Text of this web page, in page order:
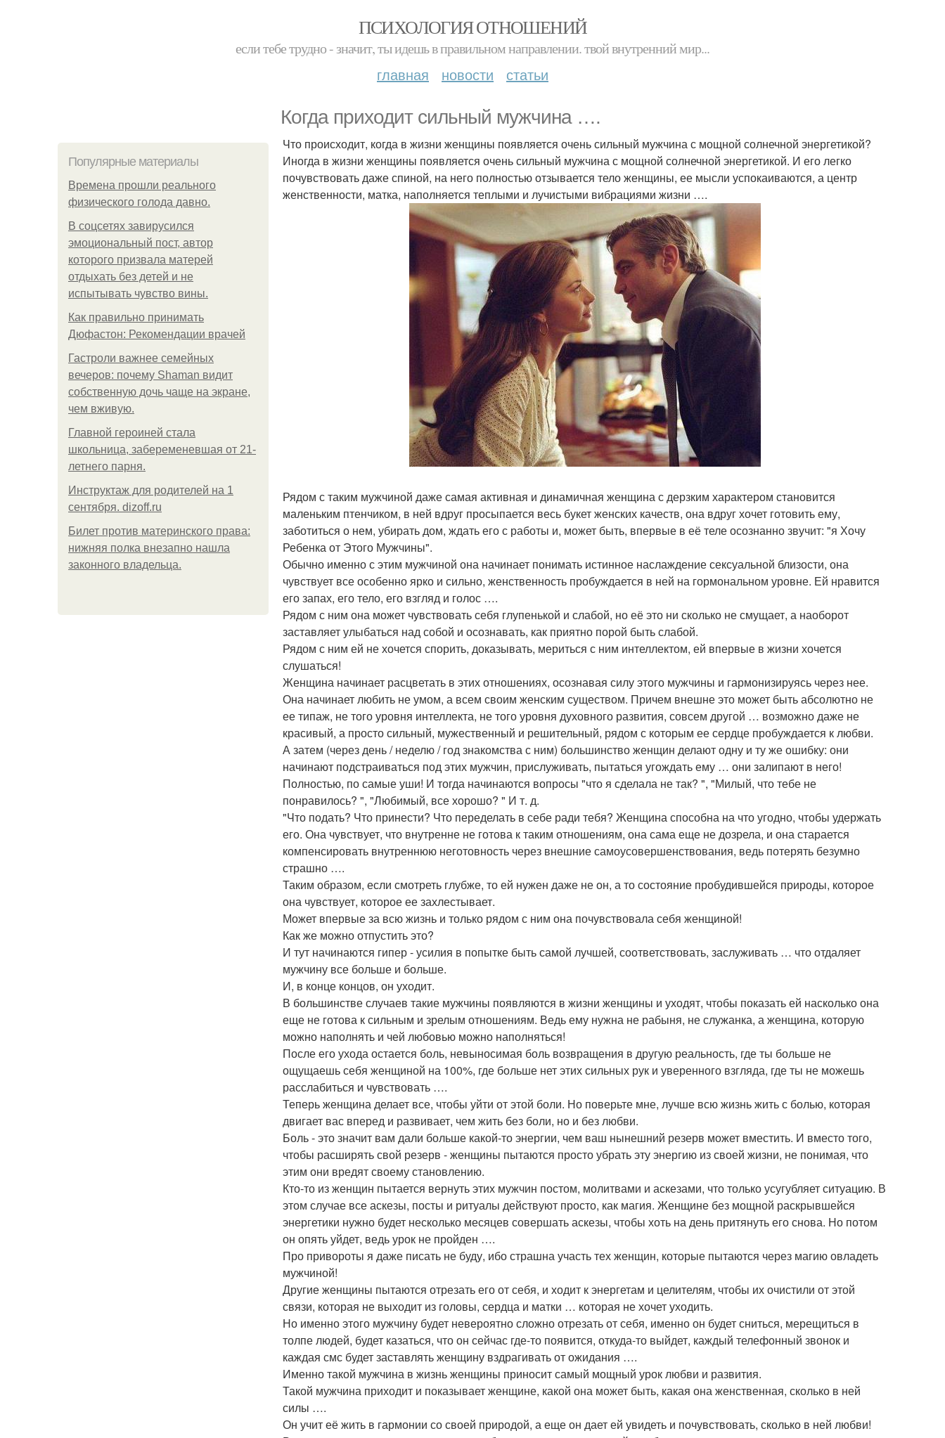
ПСИХОЛОГИЯ ОТНОШЕНИЙ
если тебе трудно - значит, ты идешь в правильном направлении. твой внутренний мир...
главная новости статьи
Когда приходит сильный мужчина ….
Популярные материалы
Bpeмена прошли реального
физического голода давно.
В соцсетях завирусился
эмоциональный пост, автор
которого призвала матерей
отдыхать без детей и не
испытывать чувство вины.
Как правильно принимать
Дюфастон: Рекомендации врачей
Гастроли важнее семейных
вечеров: почему Shaman видит
собственную дочь чаще на экране,
чем вживую.
Главной героиней стала
школьница, забеременевшая от 21-
летнего парня.
Инструктаж для родителей на 1
сентября. dizoff.ru
Билет против материнского права:
нижняя полка внезапно нашла
законного владельца.
Что происходит, когда в жизни женщины появляется очень сильный мужчина с мощной солнечной энергетикой?
Иногда в жизни женщины появляется очень сильный мужчина с мощной солнечной энергетикой. И его легко
почувствовать даже спиной, на него полностью отзывается тело женщины, ее мысли успокаиваются, а центр
женственности, матка, наполняется теплыми и лучистыми вибрациями жизни ….
Рядом с таким мужчиной даже самая активная и динамичная женщина с дерзким характером становится
маленьким птенчиком, в ней вдруг просыпается весь букет женских качеств, она вдруг хочет готовить ему,
заботиться о нем, убирать дом, ждать его с работы и, может быть, впервые в её теле осознанно звучит: "я Хочу
Ребенка от Этого Мужчины".
Обычно именно с этим мужчиной она начинает понимать истинное наслаждение сексуальной близости, она
чувствует все особенно ярко и сильно, женственность пробуждается в ней на гормональном уровне. Ей нравится
его запах, его тело, его взгляд и голос ….
Рядом с ним она может чувствовать себя глупенькой и слабой, но её это ни сколько не смущает, а наоборот
заставляет улыбаться над собой и осознавать, как приятно порой быть слабой.
Рядом с ним ей не хочется спорить, доказывать, мериться с ним интеллектом, ей впервые в жизни хочется
слушаться!
Женщина начинает расцветать в этих отношениях, осознавая силу этого мужчины и гармонизируясь через нее.
Она начинает любить не умом, а всем своим женским существом. Причем внешне это может быть абсолютно не
ее типаж, не того уровня интеллекта, не того уровня духовного развития, совсем другой … возможно даже не
красивый, а просто сильный, мужественный и решительный, рядом с которым ее сердце пробуждается к любви.
А затем (через день / неделю / год знакомства с ним) большинство женщин делают одну и ту же ошибку: они
начинают подстраиваться под этих мужчин, прислуживать, пытаться угождать ему … они залипают в него!
Полностью, по самые уши! И тогда начинаются вопросы "что я сделала не так? ", "Милый, что тебе не
понравилось? ", "Любимый, все хорошо? " И т. д.
"Что подать? Что принести? Что переделать в себе ради тебя? Женщина способна на что угодно, чтобы удержать
его. Она чувствует, что внутренне не готова к таким отношениям, она сама еще не дозрела, и она старается
компенсировать внутреннюю неготовность через внешние самоусовершенствования, ведь потерять безумно
страшно ….
Таким образом, если смотреть глубже, то ей нужен даже не он, а то состояние пробудившейся природы, которое
она чувствует, которое ее захлестывает.
Может впервые за всю жизнь и только рядом с ним она почувствовала себя женщиной!
Как же можно отпустить это?
И тут начинаются гипер - усилия в попытке быть самой лучшей, соответствовать, заслуживать … что отдаляет
мужчину все больше и больше.
И, в конце концов, он уходит.
В большинстве случаев такие мужчины появляются в жизни женщины и уходят, чтобы показать ей насколько она
еще не готова к сильным и зрелым отношениям. Ведь ему нужна не рабыня, не служанка, а женщина, которую
можно наполнять и чей любовью можно наполняться!
После его ухода остается боль, невыносимая боль возвращения в другую реальность, где ты больше не
ощущаешь себя женщиной на 100%, где больше нет этих сильных рук и уверенного взгляда, где ты не можешь
расслабиться и чувствовать ….
Теперь женщина делает все, чтобы уйти от этой боли. Но поверьте мне, лучше всю жизнь жить с болью, которая
двигает вас вперед и развивает, чем жить без боли, но и без любви.
Боль - это значит вам дали больше какой-то энергии, чем ваш нынешний резерв может вместить. И вместо того,
чтобы расширять свой резерв - женщины пытаются просто убрать эту энергию из своей жизни, не понимая, что
этим они вредят своему становлению.
Кто-то из женщин пытается вернуть этих мужчин постом, молитвами и аскезами, что только усугубляет ситуацию. В
этом случае все аскезы, посты и ритуалы действуют просто, как магия. Женщине без мощной раскрывшейся
энергетики нужно будет несколько месяцев совершать аскезы, чтобы хоть на день притянуть его снова. Но потом
он опять уйдет, ведь урок не пройден ….
Про привороты я даже писать не буду, ибо страшна участь тех женщин, которые пытаются через магию овладеть
мужчиной!
Другие женщины пытаются отрезать его от себя, и ходит к энергетам и целителям, чтобы их очистили от этой
связи, которая не выходит из головы, сердца и матки … которая не хочет уходить.
Но именно этого мужчину будет невероятно сложно отрезать от себя, именно он будет сниться, мерещиться в
толпе людей, будет казаться, что он сейчас где-то появится, откуда-то выйдет, каждый телефонный звонок и
каждая смс будет заставлять женщину вздрагивать от ожидания ….
Именно такой мужчина в жизнь женщины приносит самый мощный урок любви и развития.
Такой мужчина приходит и показывает женщине, какой она может быть, какая она женственная, сколько в ней
силы ….
Он учит её жить в гармонии со своей природой, а еще он дает ей увидеть и почувствовать, сколько в ней любви!